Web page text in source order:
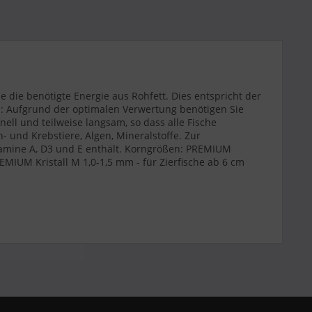
die benötigte Energie aus Rohfett. Dies entspricht der
der optimalen Verwertung benötigen Sie
und teilweise langsam, so dass alle Fische
und Krebstiere, Algen, Mineralstoffe. Zur
A, D3 und E enthält. Korngrößen: PREMIUM
Kristall M 1,0-1,5 mm - für Zierfische ab 6 cm